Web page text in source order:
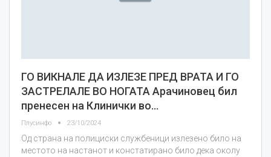
ГО ВИКНАЛЕ ДА ИЗЛЕЗЕ ПРЕД ВРАТА И ГО
ЗАСТРЕЛАЛЕ ВО НОГАТА Арачиновец бил
пренесен на Клинички во…
Плусинфо 23/10/2024
Од страна на полициски службеници излезено било на
местото на настанот и констатирано било дека околу